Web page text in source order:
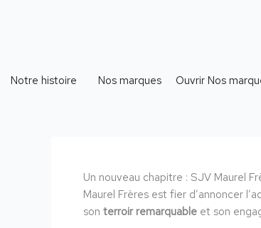
Notre histoire Nos marques Ouvrir Nos
Un nouveau chapitre : SJV Maurel
Maurel Frères est fier d’annoncer
son terroir remarquable et son